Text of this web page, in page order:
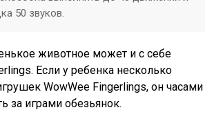
50 звуков.
животное может и с себе
Если у ребенка несколько
WowWee Fingerlings, он часами
за играми обезьянок.